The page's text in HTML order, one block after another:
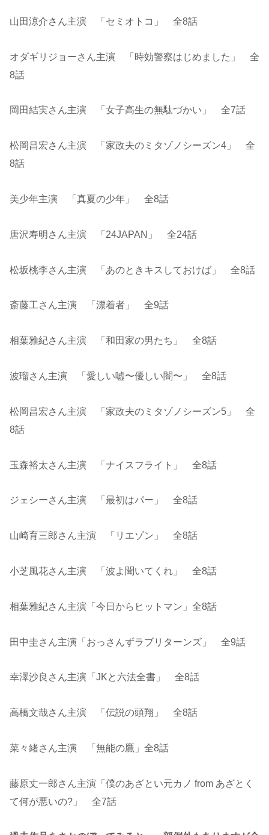
山田涼介さん主演 「セミオトコ」 全8話
オダギリジョーさん主演 「時効警察はじめました」 全
8話
岡田結実さん主演 「女子高生の無駄づかい」 全7話
松岡昌宏さん主演 「家政夫のミタゾノシーズン4」 全
8話
美少年主演 「真夏の少年」 全8話
唐沢寿明さん主演 「24JAPAN」 全24話
松坂桃李さん主演 「あのときキスしておけば」 全8話
斎藤工さん主演 「漂着者」 全9話
相葉雅紀さん主演 「和田家の男たち」 全8話
波瑠さん主演 「愛しい嘘〜優しい闇〜」 全8話
松岡昌宏さん主演 「家政夫のミタゾノシーズン5」 全
8話
玉森裕太さん主演 「ナイスフライト」 全8話
ジェシーさん主演 「最初はパー」 全8話
山崎育三郎さん主演 「リエゾン」 全8話
小芝風花さん主演 「波よ聞いてくれ」 全8話
相葉雅紀さん主演「今日からヒットマン」全8話
田中圭さん主演「おっさんずラブリターンズ」 全9話
幸澤沙良さん主演「JKと六法全書」 全8話
高橋文哉さん主演 「伝説の頭翔」 全8話
菜々緒さん主演 「無能の鷹」全8話
藤原丈一郎さん主演「僕のあざとい元カノ from あざとく
て何が悪いの?」 全7話